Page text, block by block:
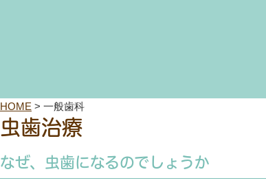
HOME > 一般歯科
虫歯治療
なぜ、虫歯になるのでしょうか